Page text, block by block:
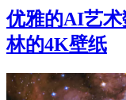
优雅的AI艺
林的4K壁纸